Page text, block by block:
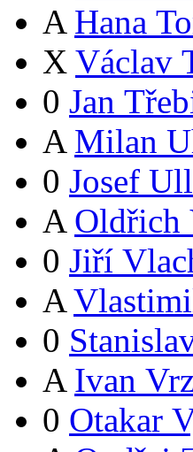
A Hana
X Václav
0 Jan
A Milan
0 Josef
A Oldřich
0 Jiří
A
0
A Ivan
0 Otakar